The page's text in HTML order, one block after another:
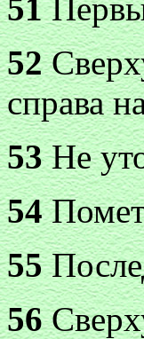
51
52
справа
53Не
54
55
56